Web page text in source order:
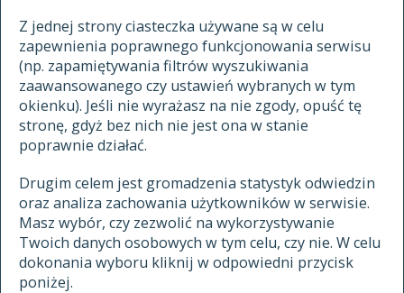
Z jednej strony ciasteczka używane są w celu
zapewnienia poprawnego funkcjonowania serwisu
(np. zapamiętywania filtrów wyszukiwania
zaawansowanego czy ustawień wybranych w tym
okienku). Jeśli nie wyrażasz na nie zgody, opuść tę
stronę, gdyż bez nich nie jest ona w stanie
poprawnie działać.
Drugim celem jest gromadzenia statystyk odwiedzin
oraz analiza zachowania użytkowników w serwisie.
Masz wybór, czy zezwolić na wykorzystywanie
Twoich danych osobowych w tym celu, czy nie. W celu
dokonania wyboru kliknij w odpowiedni przycisk
poniżej.
autorzy tekstów źródłowych
zasady opracowania
statystyki
najnowsze hasła
ostatnio zmodyfikowane hasła
materiały archiwalne
cytowanie
kontakt
XVII I XVIII WIEKU
znajdź hasła
zaczynające się od